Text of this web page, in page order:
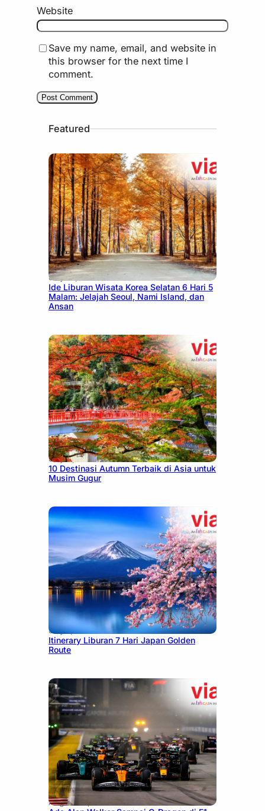
Website
Save my name, email, and website in
this browser for the next time I
comment.
Featured
July 15, 2026
Ide Liburan Wisata Korea Selatan 6 Hari 5
Malam: Jelajah Seoul, Nami Island, dan
Ansan
July 9, 2026
10 Destinasi Autumn Terbaik di Asia untuk
Musim Gugur
July 7, 2026
Itinerary Liburan 7 Hari Japan Golden
Route
August 13, 2025